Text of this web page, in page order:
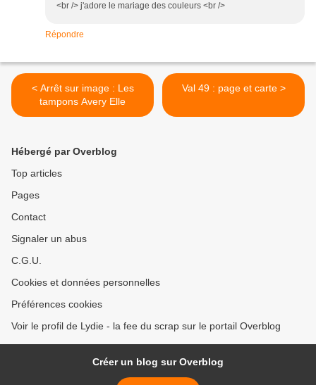
<br /> j'adore le mariage des couleurs <br />
Répondre
< Arrêt sur image : Les
tampons Avery Elle
Val 49 : page et carte >
Hébergé par Overblog
Top articles
Pages
Contact
Signaler un abus
C.G.U.
Cookies et données personnelles
Préférences cookies
Voir le profil de Lydie - la fee du scrap sur le portail Overblog
Créer un blog sur Overblog